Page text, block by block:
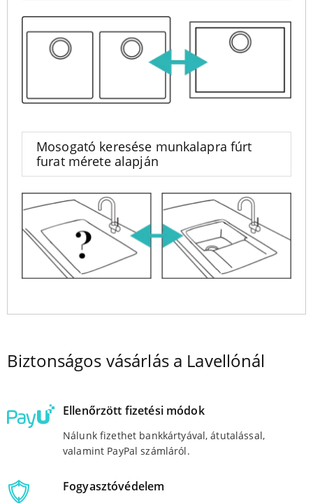
Mosogató keresése munkalapra fúrt
furat mérete alapján
Biztonságos vásárlás a Lavellónál
Ellenőrzött fizetési módok
Nálunk fizethet bankkártyával, átutalással,
valamint PayPal számláról.
Fogyasztóvédelem